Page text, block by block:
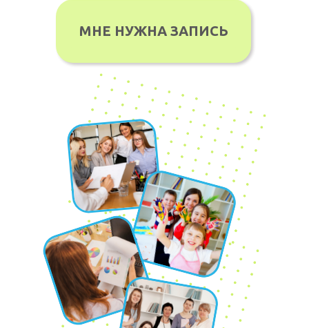
МНЕ НУЖНА ЗАПИСЬ